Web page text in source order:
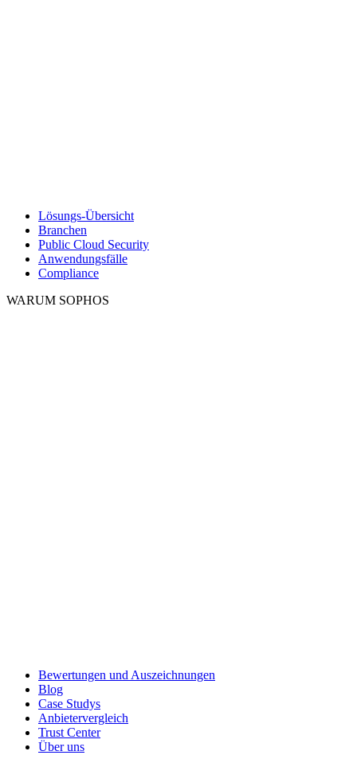
Lösungs-Übersicht
Branchen
Public Cloud Security
Anwendungsfälle
Compliance
WARUM SOPHOS
Bewertungen und Auszeichnungen
Blog
Case Studys
Anbietervergleich
Trust Center
Über uns